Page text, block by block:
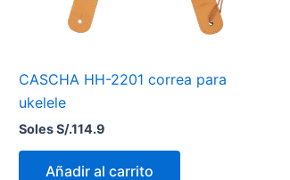
CASCHA HH-2201 correa para
ukelele
Soles S/.114.9
Añadir al carrito